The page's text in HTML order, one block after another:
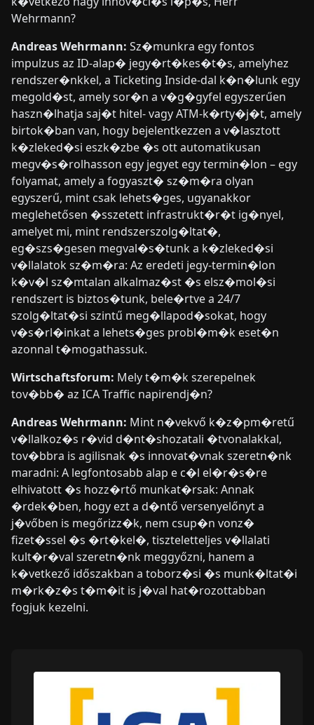
Wehrmann?
Andreas Wehrmann: Sz�munkra egy fontos
impulzus az ID-alap� jegy�rt�kes�t�s, amelyhez
rendszer�nkkel, a Ticketing Inside-dal k�n�lunk egy
megold�st, amely sor�n a v�g�gyfel egyszerűen
haszn�lhatja saj�t hitel- vagy ATM-k�rty�j�t, amely
birtok�ban van, hogy bejelentkezzen a v�lasztott
k�zleked�si eszk�zbe �s ott automatikusan
megv�s�rolhasson egy jegyet egy termin�lon – egy
folyamat, amely a fogyaszt� sz�m�ra olyan
egyszerű, mint csak lehets�ges, ugyanakkor
meglehetősen �sszetett infrastrukt�r�t ig�nyel,
amelyet mi, mint rendszerszolg�ltat�,
eg�szs�gesen megval�s�tunk a k�zleked�si
v�llalatok sz�m�ra: Az eredeti jegy-termin�lon
k�v�l sz�mtalan alkalmaz�st �s elsz�mol�si
rendszert is biztos�tunk, bele�rtve a 24/7
szolg�ltat�si szintű meg�llapod�sokat, hogy
v�s�rl�inkat a lehets�ges probl�m�k eset�n
azonnal t�mogathassuk.
Wirtschaftsforum: Mely t�m�k szerepelnek
tov�bb� az ICA Traffic napirendj�n?
Andreas Wehrmann: Mint n�vekvő k�z�pm�retű
v�llalkoz�s r�vid d�nt�shozatali �tvonalakkal,
tov�bbra is agilisnak �s innovat�vnak szeretn�nk
maradni: A legfontosabb alap e c�l el�r�s�re
elhivatott �s hozz�rtő munkat�rsak: Annak
�rdek�ben, hogy ezt a d�ntő versenyelőnyt a
j�vőben is megőrizz�k, nem csup�n vonz�
fizet�ssel �s �rt�kel�, tiszteletteljes v�llalati
kult�r�val szeretn�nk meggyőzni, hanem a
k�vetkező időszakban a toborz�si �s munk�ltat�i
m�rk�z�s t�m�it is j�val hat�rozottabban
fogjuk kezelni.